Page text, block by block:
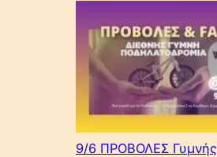
9/6 ΠΡΟΒΟΛΕΣ Γυμνής